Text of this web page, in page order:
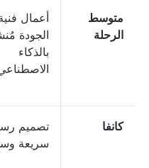
متوسط
الرحلة
أعمال
الجودة
بالذكاء
كانفا
تصميم
سريعة